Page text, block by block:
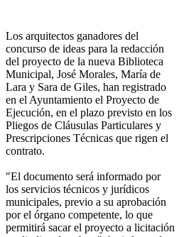
Los arquitectos ganadores del
concurso de ideas para la redacción
del proyecto de la nueva Biblioteca
Municipal, José Morales, María de
Lara y Sara de Giles, han registrado
en el Ayuntamiento el Proyecto de
Ejecución, en el plazo previsto en los
Pliegos de Cláusulas Particulares y
Prescripciones Técnicas que rigen el
contrato.
"El documento será informado por
los servicios técnicos y jurídicos
municipales, previo a su aprobación
por el órgano competente, lo que
permitirá sacar el proyecto a licitación